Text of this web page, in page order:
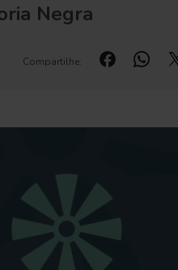
Negra
Compartilhe: